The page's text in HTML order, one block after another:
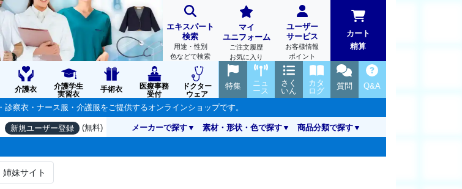
エキスパート
検索
用途・性別
色などで検索
マイ
ユニフォーム
ご注文履歴
お気に入り
ユーザー
サービス
お客様情報
ポイント
カート
精算
介護衣
介護学生
実習衣
手術衣
医療事務
受付
ドクター
ウェア
Q&A
質問
カタ
ログ
さく
いん
ニュ
ース
特集
察衣・ナース服・介護服をご提供するオンラインショップです。
新規ユーザー登録 (無料) メーカーで探す 素材・形状・色で探す 商品分類で探す
姉妹サイト